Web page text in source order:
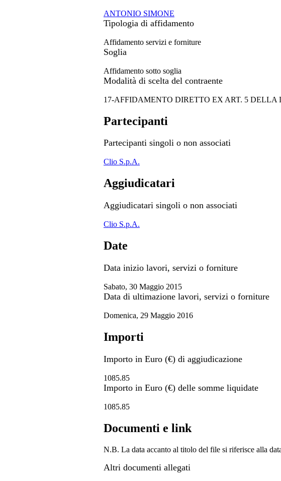
ANTONIO SIMONE
Tipologia di affidamento
Affidamento servizi e forniture
Soglia
Affidamento sotto soglia
Modalità di scelta del contraente
17-AFFIDAMENTO DIRETTO EX ART. 5 DELLA
Partecipanti
Partecipanti singoli o non associati
Clio S.p.A.
Aggiudicatari
Aggiudicatari singoli o non associati
Clio S.p.A.
Date
Data inizio lavori, servizi o forniture
Sabato, 30 Maggio 2015
Data di ultimazione lavori, servizi o forniture
Domenica, 29 Maggio 2016
Importi
Importo in Euro (€) di aggiudicazione
1085.85
Importo in Euro (€) delle somme liquidate
1085.85
Documenti e link
N.B. La data accanto al titolo del file si riferisce alla
Altri documenti allegati